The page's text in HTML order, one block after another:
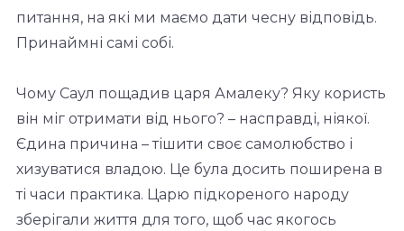
питання, на які ми маємо дати чесну відповідь.
Принаймні самі собі.
Чому Саул пощадив царя Амалеку? Яку користь
він міг отримати від нього? – насправді, ніякої.
Єдина причина – тішити своє самолюбство і
хизуватися владою. Це була досить поширена в
ті часи практика. Царю підкореного народу
зберігали життя для того, щоб час якогось